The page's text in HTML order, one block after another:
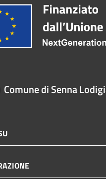
Comune di Senna